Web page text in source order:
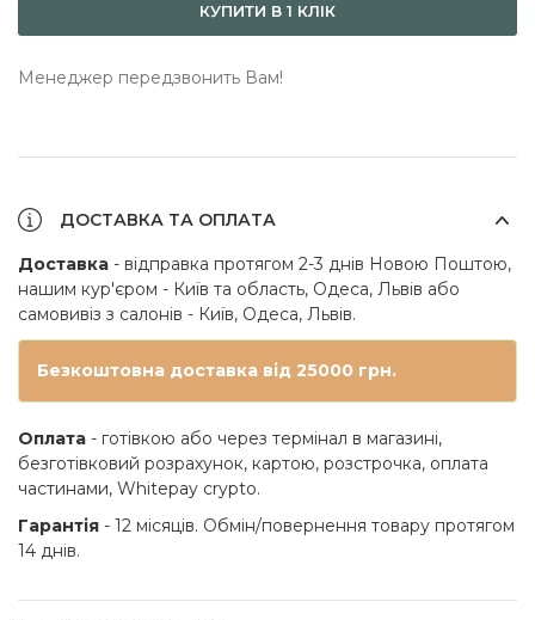
КУПИТИ В 1 КЛІК
Менеджер передзвонить Вам!
ДОСТАВКА ТА ОПЛАТА
Доставка - відправка протягом 2-3 днів Новою Поштою,
нашим кур'єром - Київ та область, Одеса, Львів або
самовивіз з салонів - Київ, Одеса, Львів.
Безкоштовна доставка від 25000 грн.
Оплата - готівкою або через термінал в магазині,
безготівковий розрахунок, картою, розстрочка, оплата
частинами, Whitepay crypto.
Гарантія - 12 місяців. Обмін/повернення товару протягом
14 днів.